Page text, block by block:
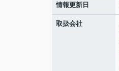
情報更新日
取扱会社